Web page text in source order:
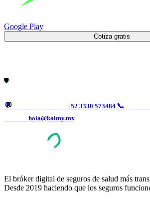
Google Play
Cotiza gratis
🛡️
💬 WHATSAPP VENTAS+52 3330 573484 📞
hola@kalmy.mx
El bróker digital de seguros de salud más
Desde 2019 haciendo que los seguros